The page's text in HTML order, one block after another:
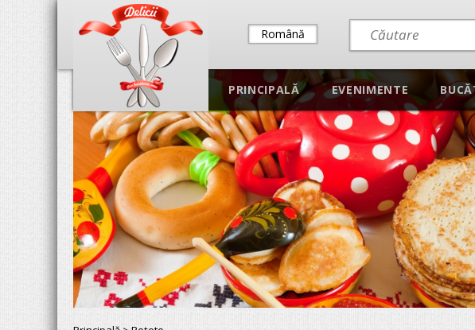
Română
PRINCIPALĂ EVENIMENTE